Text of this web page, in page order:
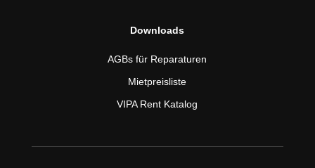
Downloads
AGBs für Reparaturen
Mietpreisliste
VIPA Rent Katalog